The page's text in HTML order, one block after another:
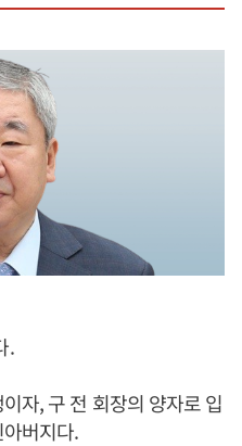
.
자, 구 전 회장의 양자로 입
버지다.